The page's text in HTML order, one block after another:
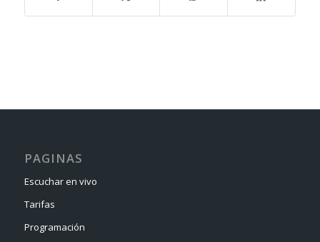
PAGINAS
Escuchar en vivo
Tarifas
Programación